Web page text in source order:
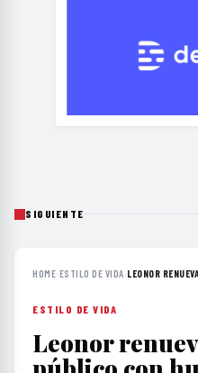
SIGUIENTE
HOME›ESTILO DE VIDA›LEONOR
ESTILO DE VIDA
Leonor